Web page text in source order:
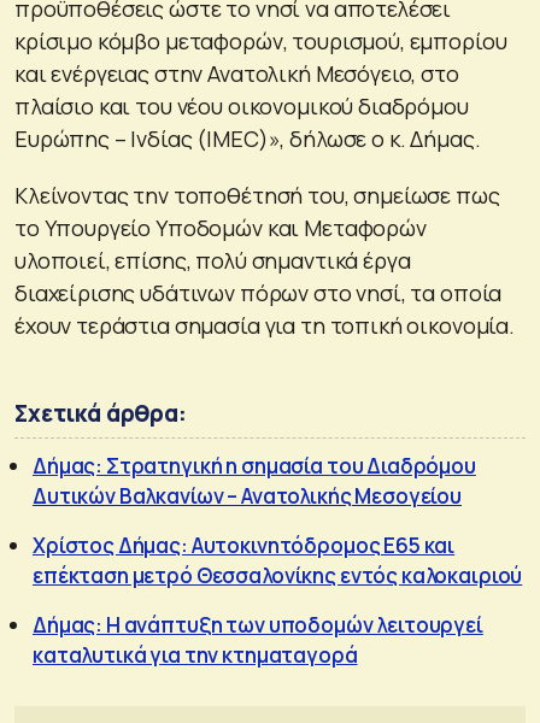
προϋποθέσεις ώστε το νησί να αποτελέσει
κρίσιμο κόμβο μεταφορών, τουρισμού, εμπορίου
και ενέργειας στην Ανατολική Μεσόγειο, στο
πλαίσιο και του νέου οικονομικού διαδρόμου
Ευρώπης – Ινδίας (IMEC)», δήλωσε ο κ. Δήμας.
Κλείνοντας την τοποθέτησή του, σημείωσε πως
το Υπουργείο Υποδομών και Μεταφορών
υλοποιεί, επίσης, πολύ σημαντικά έργα
διαχείρισης υδάτινων πόρων στο νησί, τα οποία
έχουν τεράστια σημασία για τη τοπική οικονομία.
Σχετικά άρθρα:
Δήμας: Στρατηγική η σημασία του Διαδρόμου
Δυτικών Βαλκανίων – Ανατολικής Μεσογείου
Χρίστος Δήμας: Αυτοκινητόδρομος Ε65 και
επέκταση μετρό Θεσσαλονίκης εντός καλοκαιριού
Δήμας: Η ανάπτυξη των υποδομών λειτουργεί
καταλυτικά για την κτηματαγορά